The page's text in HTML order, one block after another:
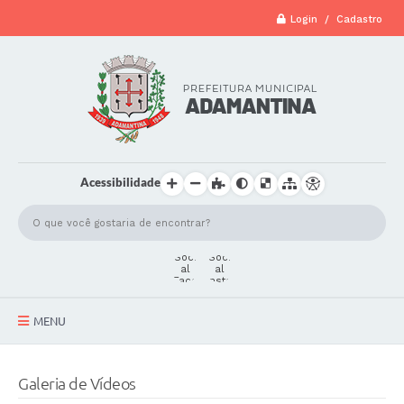
Login / Cadastro
Acessibilidade
MENU
Galeria de Vídeos